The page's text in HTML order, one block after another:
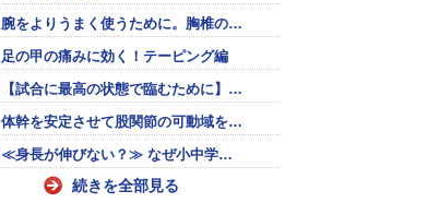
腕をよりうまく使うために。胸椎の…
足の甲の痛みに効く！テーピング編
【試合に最高の状態で臨むために】…
体幹を安定させて股関節の可動域を…
≪身長が伸びない？≫ なぜ小中学…
続きを全部見る